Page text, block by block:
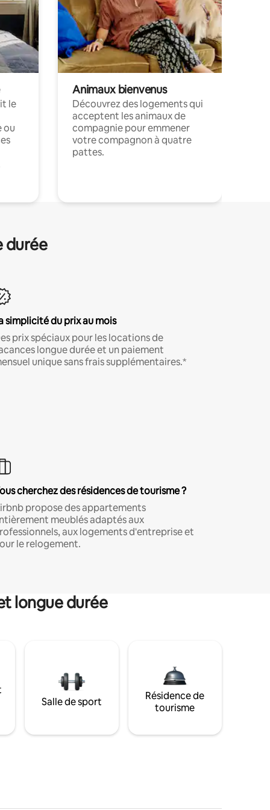
le
ou
Animaux bienvenus
Découvrez des logements qui
acceptent les animaux de
compagnie pour emmener
votre compagnon à quatre
pattes.
durée
simplicité du prix au mois
prix spéciaux pour les locations de
longue durée et un paiement
unique sans frais supplémentaires.*
cherchez des résidences de tourisme ?
propose des appartements
meublés adaptés aux
aux logements d'entreprise et
le relogement.
longue durée
Salle de sport
Résidence de
tourisme